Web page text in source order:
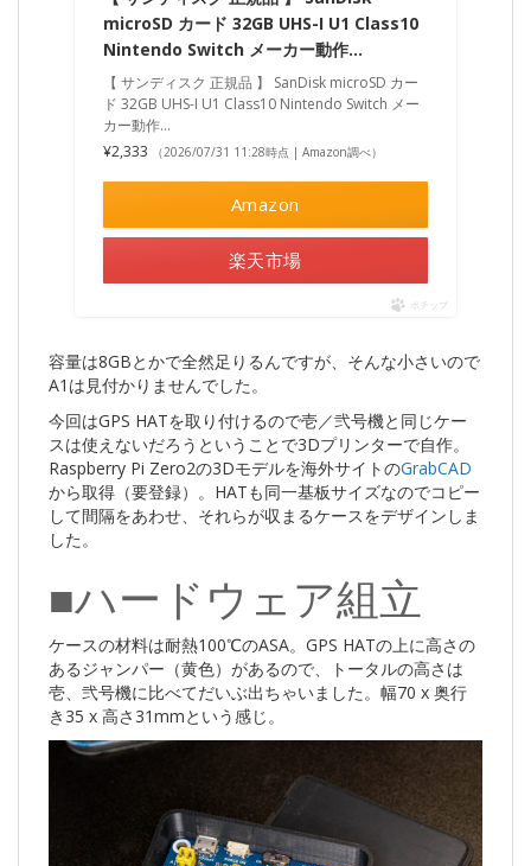
microSD カード 32GB UHS-I U1 Class10
Nintendo Switch メーカー動作…
【 サンディスク 正規品 】 SanDisk microSD カー
ド 32GB UHS-I U1 Class10 Nintendo Switch メー
カー動作…
¥2,333
（2026/07/31 11:28時点 | Amazon調べ）
Amazon
楽天市場
ポチップ
容量は8GBとかで全然足りるんですが、そんな小さいので
A1は見付かりませんでした。
今回はGPS HATを取り付けるので壱／弐号機と同じケー
スは使えないだろうということで3Dプリンターで自作。
Raspberry Pi Zero2の3Dモデルを海外サイトのGrabCAD
から取得（要登録）。HATも同一基板サイズなのでコピー
して間隔をあわせ、それらが収まるケースをデザインしま
した。
■ハードウェア組立
ケースの材料は耐熱100℃のASA。GPS HATの上に高さの
あるジャンパー（黄色）があるので、トータルの高さは
壱、弐号機に比べてだいぶ出ちゃいました。幅70 x 奥行
き35 x 高さ31mmという感じ。